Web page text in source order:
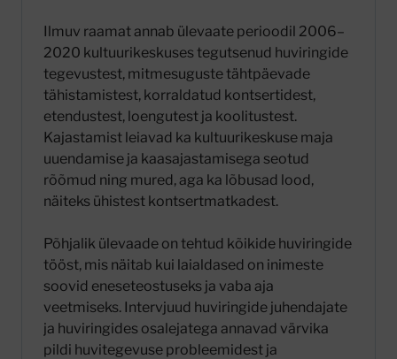
Ilmuv raamat annab ülevaate perioodil 2006–
2020 kultuurikeskuses tegutsenud huviringide
tegevustest, mitmesuguste tähtpäevade
tähistamistest, korraldatud kontsertidest,
etendustest, loengutest ja koolitustest.
Kajastamist leiavad ka kultuurikeskuse maja
uuendamise ja kaasajastamisega seotud
rõõmud ning mured, aga ka lõbusad lood,
näiteks ühistest kontsertmatkadest.
Põhjalik ülevaade on tehtud kõikide huviringide
tööst, mis näitab kui laialdased on inimeste
soovid eneseteostuseks ja vaba aja
veetmiseks. Intervjuud huviringide juhendajate
ja huviringides osalejatega annavad värvika
pildi huvitegevuse probleemidest ja